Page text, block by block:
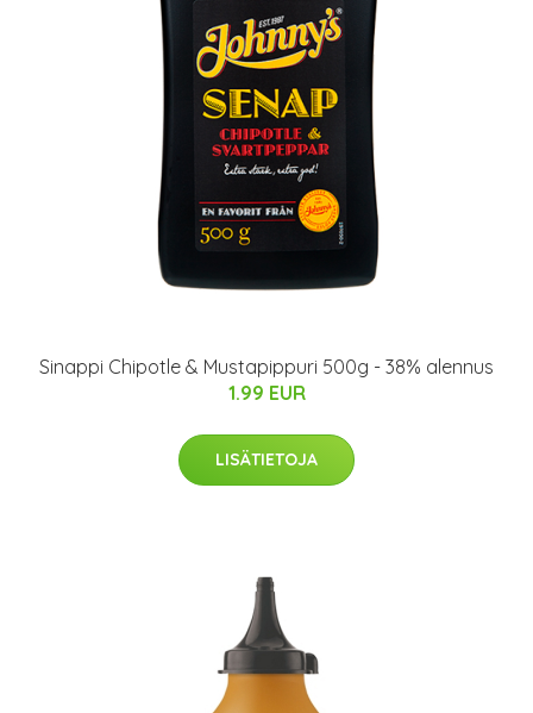
Sinappi Chipotle & Mustapippuri 500g - 38% alennus
1.99 EUR
LISÄTIETOJA